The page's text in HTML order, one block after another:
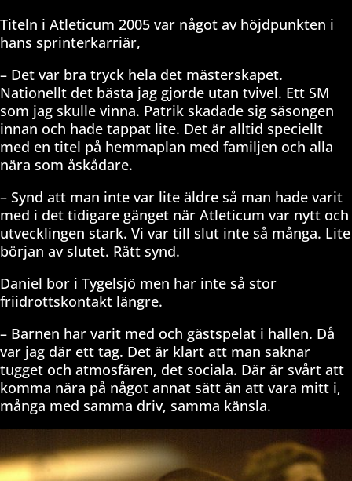
Titeln i Atleticum 2005 var något av höjdpunkten i
hans sprinterkarriär,
– Det var bra tryck hela det mästerskapet.
Nationellt det bästa jag gjorde utan tvivel. Ett SM
som jag skulle vinna. Patrik skadade sig säsongen
innan och hade tappat lite. Det är alltid speciellt
med en titel på hemmaplan med familjen och alla
nära som åskådare.
– Synd att man inte var lite äldre så man hade varit
med i det tidigare gänget när Atleticum var nytt och
utvecklingen stark. Vi var till slut inte så många. Lite
början av slutet. Rätt synd.
Daniel bor i Tygelsjö men har inte så stor
friidrottskontakt längre.
– Barnen har varit med och gästspelat i hallen. Då
var jag där ett tag. Det är klart att man saknar
tugget och atmosfären, det sociala. Där är svårt att
komma nära på något annat sätt än att vara mitt i,
många med samma driv, samma känsla.